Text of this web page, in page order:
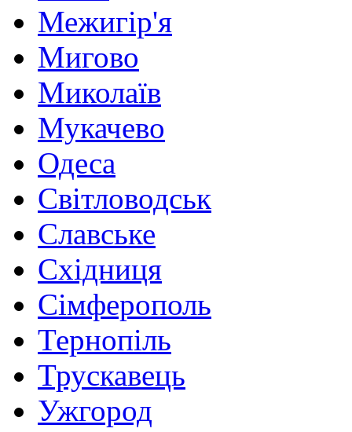
Межигір'я
Мигово
Миколаїв
Мукачево
Одеса
Світловодськ
Славське
Східниця
Сімферополь
Тернопіль
Трускавець
Ужгород